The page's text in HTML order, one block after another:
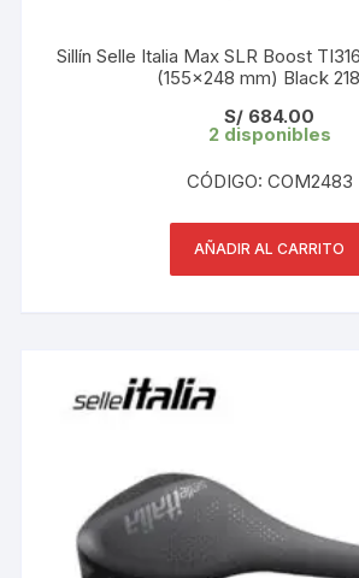
Sillín Selle Italia Max SLR Boost
(155×248 mm) Black
S/ 684.00
2 disponibles
CÓDIGO: COM2483
AÑADIR AL CARRITO